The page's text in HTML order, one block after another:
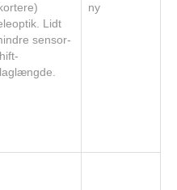
Lidt
sensor-
ny